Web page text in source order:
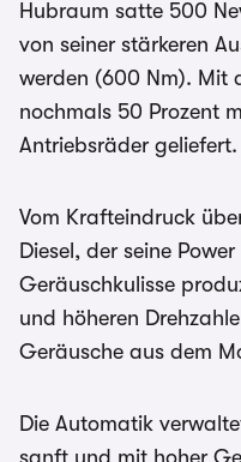
Hubraum satte 500
von seiner stärkeren
werden (600 Nm). Mit
nochmals 50 Prozent
Antriebsräder geliefert.
Vom Krafteindruck
Diesel, der seine
Geräuschkulisse
und höheren
Geräusche aus dem
Die Automatik
sanft und mit hoher